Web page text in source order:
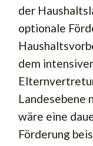
der
optionale
dem
Landesebene
wäre eine
Förderung